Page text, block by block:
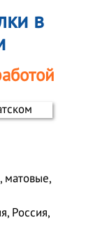
в
матовые,
Россия,